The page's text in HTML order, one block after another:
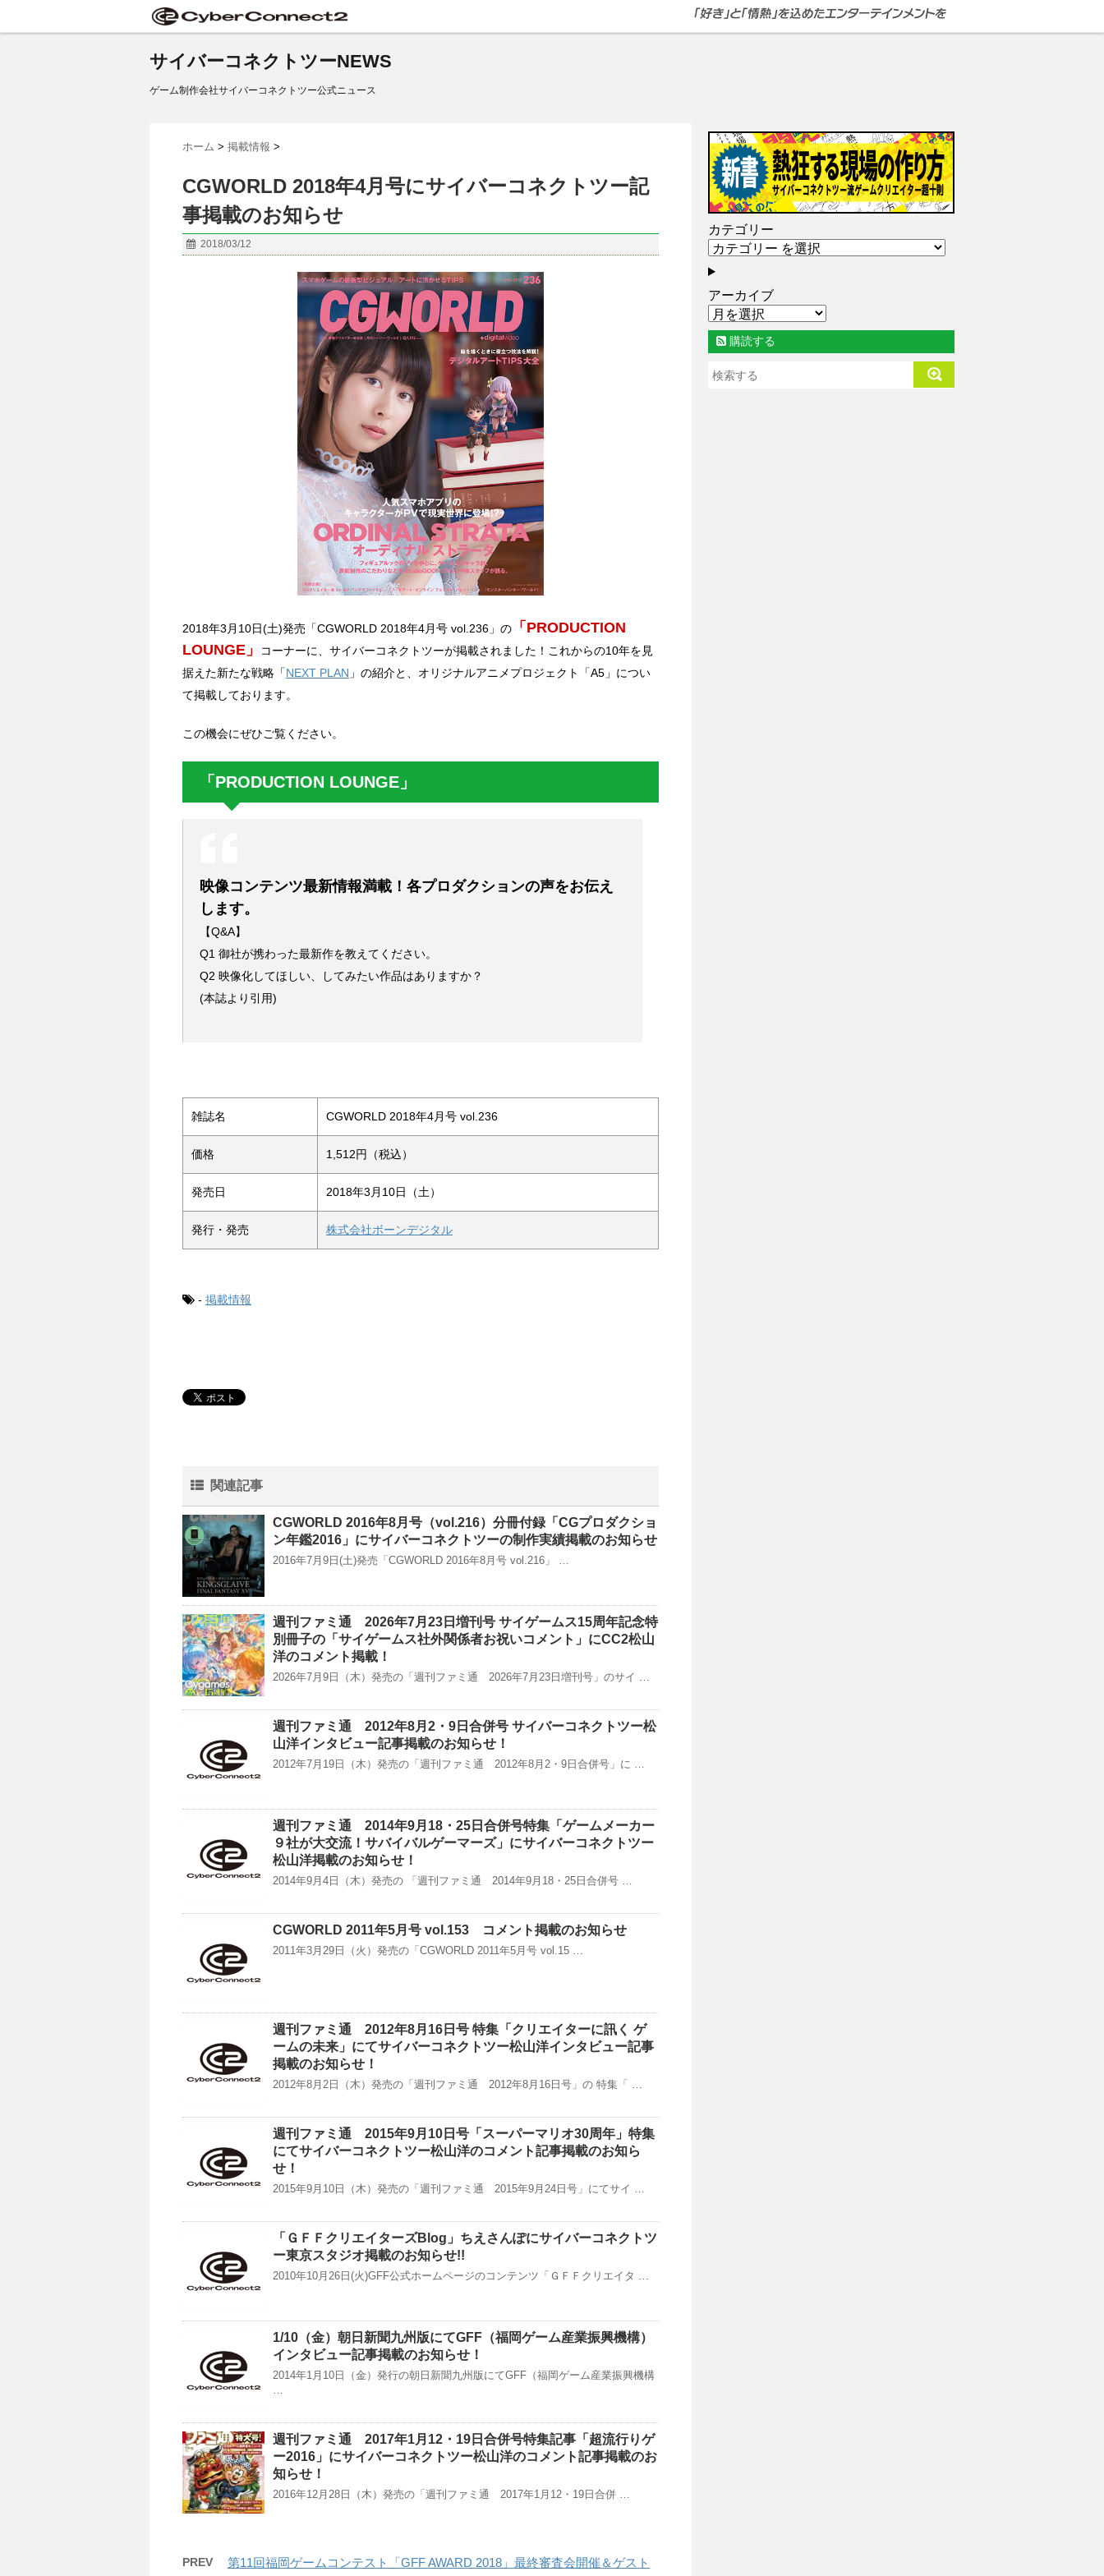
サイバーコネクトツーNEWS
ゲーム制作会社サイバーコネクトツー公式ニュース
ホーム > 掲載情報 >
CGWORLD 2018年4月号にサイバーコネクトツー記
事掲載のお知らせ
2018/03/12
2018年3月10日(土)発売「CGWORLD 2018年4月号 vol.236」の
「PRODUCTION
LOUNGE」
コーナーに、サイバーコネクトツーが掲載されました！これからの10年を見
据えた新たな戦略「NEXT PLAN 」の紹介と、オリジナルアニメプロジェクト「A5」につい
て掲載しております。
この機会にぜひご覧ください。
「PRODUCTION LOUNGE」
映像コンテンツ最新情報満載！各プロダクションの声をお伝え
します。
【Q&A】
Q1 御社が携わった最新作を教えてください。
Q2 映像化してほしい、してみたい作品はありますか？
(本誌より引用)
雑誌名 CGWORLD 2018年4月号 vol.236
価格 1,512円（税込）
発売日 2018年3月10日（土）
発行・発売 株式会社ボーンデジタル
- 掲載情報
関連記事
CGWORLD 2016年8月号（vol.216）分冊付録「CGプロダクショ
ン年鑑2016」にサイバーコネクトツーの制作実績掲載のお知らせ
2016年7月9日(土)発売「CGWORLD 2016年8月号 vol.216」 …
週刊ファミ通 2026年7月23日増刊号 サイゲームス15周年記念特
別冊子の「サイゲームス社外関係者お祝いコメント」にCC2松山
洋のコメント掲載！
2026年7月9日（木）発売の「週刊ファミ通 2026年7月23日増刊号」のサイ …
週刊ファミ通 2012年8月2・9日合併号 サイバーコネクトツー松
山洋インタビュー記事掲載のお知らせ！
2012年7月19日（木）発売の「週刊ファミ通 2012年8月2・9日合併号」に …
週刊ファミ通 2014年9月18・25日合併号特集「ゲームメーカー
９社が大交流！サバイバルゲーマーズ」にサイバーコネクトツー
松山洋掲載のお知らせ！
2014年9月4日（木）発売の 「週刊ファミ通 2014年9月18・25日合併号 …
CGWORLD 2011年5月号 vol.153 コメント掲載のお知らせ
2011年3月29日（火）発売の「CGWORLD 2011年5月号 vol.15 …
週刊ファミ通 2012年8月16日号 特集「クリエイターに訊く ゲ
ームの未来」にてサイバーコネクトツー松山洋インタビュー記事
掲載のお知らせ！
2012年8月2日（木）発売の「週刊ファミ通 2012年8月16日号」の 特集「 …
週刊ファミ通 2015年9月10日号「スーパーマリオ30周年」特集
にてサイバーコネクトツー松山洋のコメント記事掲載のお知ら
せ！
2015年9月10日（木）発売の「週刊ファミ通 2015年9月24日号」にてサイ …
「ＧＦＦクリエイターズBlog」ちえさんぽにサイバーコネクトツ
ー東京スタジオ掲載のお知らせ!!
2010年10月26日(火)GFF公式ホームページのコンテンツ「ＧＦＦクリエイタ …
1/10（金）朝日新聞九州版にてGFF（福岡ゲーム産業振興機構）
インタビュー記事掲載のお知らせ！
2014年1月10日（金）発行の朝日新聞九州版にてGFF（福岡ゲーム産業振興機構
…
週刊ファミ通 2017年1月12・19日合併号特集記事「超流行りゲ
ー2016」にサイバーコネクトツー松山洋のコメント記事掲載のお
知らせ！
2016年12月28日（木）発売の「週刊ファミ通 2017年1月12・19日合併 …
PREV 第11回福岡ゲームコンテスト「GFF AWARD 2018」最終審査会開催＆ゲスト
カテゴリー
アーカイブ
購読する